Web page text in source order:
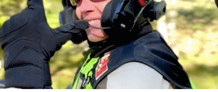
2026
2025
2024
2023
?>
Images de la page d'accueil
Cliquez pour éditer